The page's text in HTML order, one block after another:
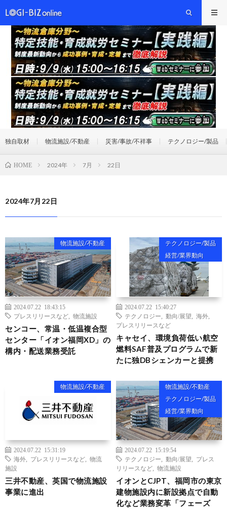
独自取材 物流施設/不動産 災害/事故/不祥事 テクノロジー/製品
HOME 2024年 7月 22日
2024年7月22日
物流施設/不動産
2024.07.22 18:43:15
プレスリリースなど
物流施設
センコー、常温・低温複合型
センター「イオン福岡XD」の
構内・配送業務受託
テクノロジー/製品
経営/業界動向
2024.07.22 15:40:27
テクノロジー
動向/展望 海外
プレスリリースなど
キャセイ、環境負荷低い航空
燃料SAF普及プログラムで新
たに独DBシェンカーと提携
物流施設/不動産
2024.07.22 15:31:19
海外
プレスリリースなど
物流
施設
三井不動産、英国で物流施設
事業に進出
物流施設/不動産
テクノロジー/製品
経営/業界動向
2024.07.22 15:19:54
テクノロジー
動向/展望
プレス
リリースなど
物流施設
イオンとCJPT、福岡市の東京
建物施設内に新設拠点で自動
化など業務変革「フェーズ